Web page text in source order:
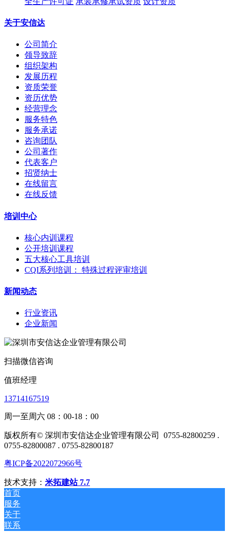
关于安信达
公司简介
领导致辞
组织架构
发展历程
资质荣誉
资历优势
经营理念
服务特色
服务承诺
咨询团队
公司著作
代表客户
招贤纳士
在线留言
在线反馈
培训中心
核心内训课程
公开培训课程
五大核心工具培训
CQI系列培训： 特殊过程评审培训
新闻动态
行业资讯
企业新闻
扫描微信咨询
值班经理
13714167519
周一至周六 08：00-18：00
版权所有© 深圳市安信达企业管理有限公司
0755-82800259 .
0755-82800087 . 0755-82800187
粤ICP备2022072966号
技术支持： 米拓建站 7.7
首页
服务
关于
联系